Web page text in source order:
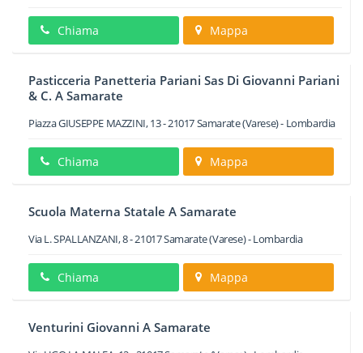
Chiama Mappa
Pasticceria Panetteria Pariani Sas Di Giovanni Pariani
& C. A Samarate
Piazza GIUSEPPE MAZZINI, 13-21017Samarate(Varese) - Lombardia
Chiama Mappa
Scuola Materna Statale A Samarate
Via L. SPALLANZANI, 8-21017Samarate(Varese) -Lombardia
Chiama Mappa
Venturini Giovanni A Samarate